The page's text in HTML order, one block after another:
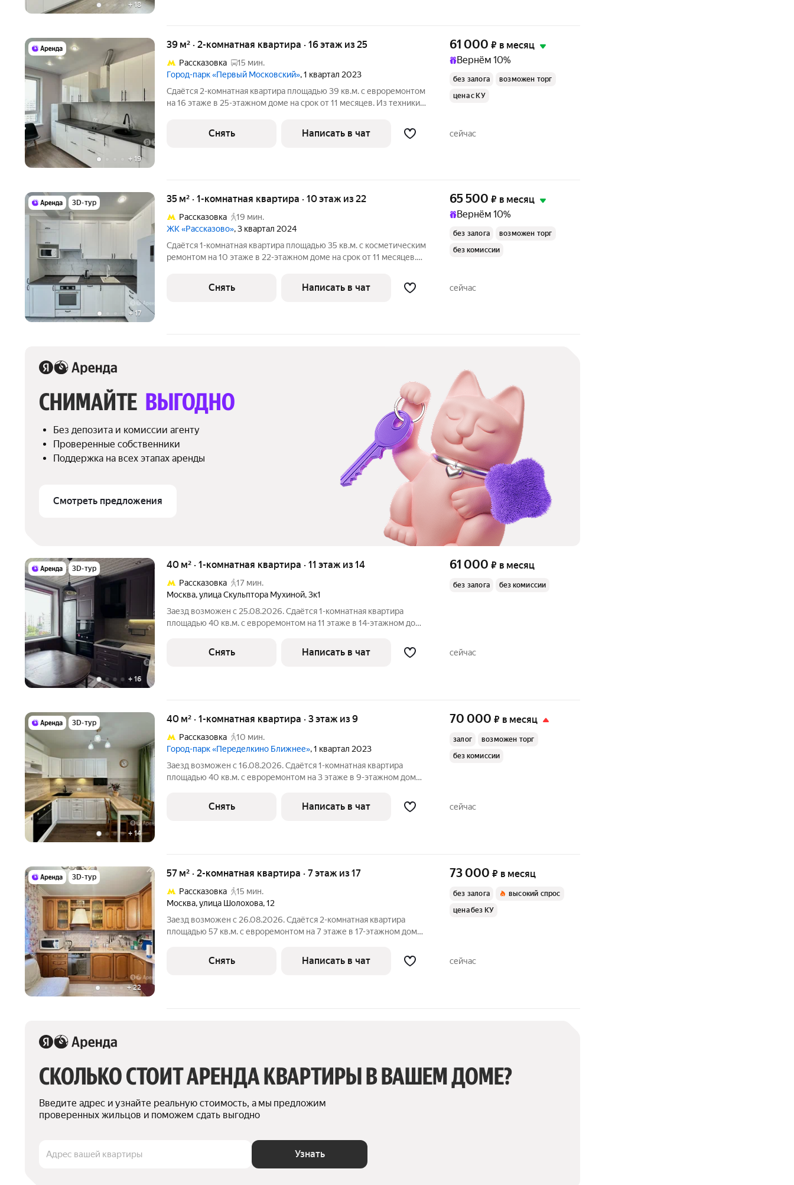
+18
+ 19
39 м² · 2-комнатная квартира · 16 этаж из 25
Рассказовка
15 мин.
Город-парк «Первый Московский», 1 квартал 2023
Сдаётся 2-комнатная квартира площадью 39 кв.м. с евроремонтом
на 16 этаже в 25-этажном доме на срок от 11 месяцев. Из техники
61 000 ₽ в месяц
Вернём 10%
без залога
возможен торг
цена с КУ
Снять Написать в чат сейчас
3D-тур
+17
35 м² · 1-комнатная квартира · 10 этаж из 22
Рассказовка
19 мин.
ЖК «Рассказово», 3 квартал 2024
Сдаётся 1-комнатная квартира площадью 35 кв.м. с косметическим
ремонтом на 10 этаже в 22-этажном доме на срок от 11 месяцев.
Холодильник Микроволновка Дом - монолитный, окна выходят во
65 500 ₽ в месяц
Вернём 10%
без залога
возможен торг
без комиссии
Снять Написать в чат сейчас
СНИМАЙТЕ ВЫГОДНО
Без депозита и комиссии агенту
Проверенные собственники
Поддержка на всех этапах аренды
Смотреть предложения
3D-тур
+ 16
40 м² · 1-комнатная квартира · 11 этаж из 14
Рассказовка
17 мин.
Москва,улица Скульптора Мухиной,3к1
Заезд возможен с 25.08.2026. Сдаётся 1-комнатная квартира
площадью 40 кв.м. с евроремонтом на 11 этаже в 14-этажном доме
61 000 ₽ в месяц
без залога без комиссии
Снять Написать в чат сейчас
3D-тур
+ 14
40 м² · 1-комнатная квартира · 3 этаж из 9
Рассказовка
10 мин.
Город-парк «Переделкино Ближнее», 1 квартал 2023
Заезд возможен с 16.08.2026. Сдаётся 1-комнатная квартира
площадью 40 кв.м. с евроремонтом на 3 этаже в 9-этажном доме
70 000 ₽ в месяц
залог
возможен торг
без комиссии
Снять Написать в чат сейчас
3D-тур
+22
57 м² · 2-комнатная квартира · 7 этаж из 17
Рассказовка
15 мин.
Москва,улица Шолохова,12
Заезд возможен с 26.08.2026. Сдаётся 2-комнатная квартира
площадью 57 кв.м. с евроремонтом на 7 этаже в 17-этажном доме
Стиральная машина Холодильник Посудомоечная машина
73 000 ₽ в месяц
без залога
высокий спрос
цена без КУ
Снять Написать в чат сейчас
СКОЛЬКО СТОИТ АРЕНДА КВАРТИРЫ В ВАШЕМ ДОМЕ?
Введите адрес и узнайте реальную стоимость, а мы предложим
проверенных жильцов и поможем сдать выгодно
Адрес вашей квартиры Узнать